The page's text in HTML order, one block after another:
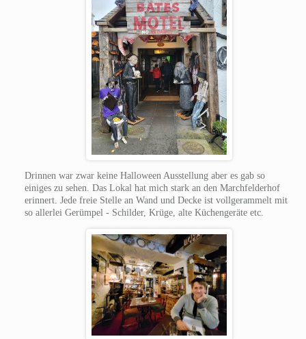
Drinnen war zwar keine Halloween Ausstellung aber es gab so
einiges zu sehen. Das Lokal hat mich stark an den Marchfelderhof
erinnert. Jede freie Stelle an Wand und Decke ist vollgerammelt mit
so allerlei Gerümpel - Schilder, Krüge, alte Küchengeräte etc.